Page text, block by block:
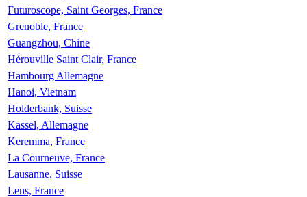
Futuroscope, Saint Georges, France
Grenoble, France
Guangzhou, Chine
Hérouville Saint Clair, France
Hambourg Allemagne
Hanoi, Vietnam
Holderbank, Suisse
Kassel, Allemagne
Keremma, France
La Courneuve, France
Lausanne, Suisse
Lens, France